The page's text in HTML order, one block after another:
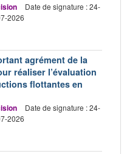
Date de signature : 24-
2026
agrément de la
réaliser l’évaluation
flottantes en
Date de signature : 24-
2026